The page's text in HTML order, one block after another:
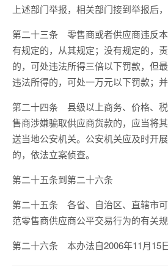
上述部门举报，相关部门接到举报后
第二十三条 零售商或者供应商违反
有规定的，从其规定；没有规定的，
的，可处违法所得三倍以下罚款，但
违法所得的，可处一万元以下罚款；并
第二十四条 县级以上商务、价格、
售商涉嫌骗取供应商货款的，应当将
送当地公安机关。公安机关应及时开
的，依法立案侦查。
第二十五条到第二十六条
第二十五条 各省、自治区、直辖市
范零售商供应商公平交易行为的有关规
第二十六条 本办法自2006年11月15日